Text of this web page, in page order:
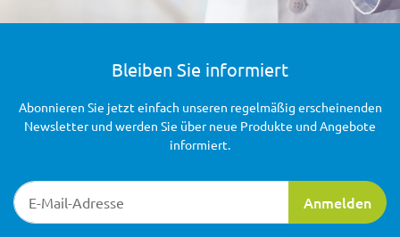
Bleiben Sie informiert
Newsletter-Registrierung
Anmelden
Abonnieren Sie jetzt einfach unseren regelmäßig erscheinenden
Newsletter und werden Sie über neue Produkte und Angebote
informiert.